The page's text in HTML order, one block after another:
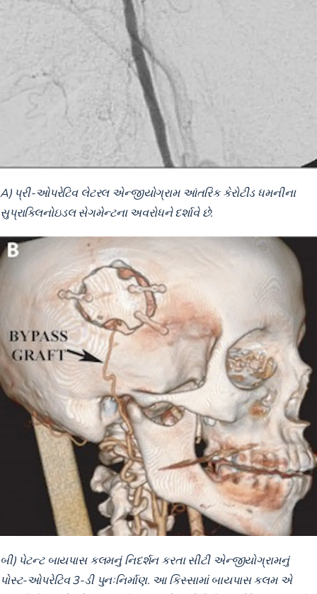
A) પ્રી-ઓપરેટિવ લેટરલ એન્જીયોગ્રામ આંતરિક કેરોટીડ ધમનીના
સુપ્રાક્લિનોઇડલ સેગમેન્ટના અવરોધને દર્શાવે છે.
બી) પેટન્ટ બાયપાસ કલમનું નિદર્શન કરતા સીટી એન્જીયોગ્રામનું
પોસ્ટ-ઓપરેટિવ 3-ડી પુનઃનિર્માણ. આ કિસ્સામાં બાયપાસ કલમ એ